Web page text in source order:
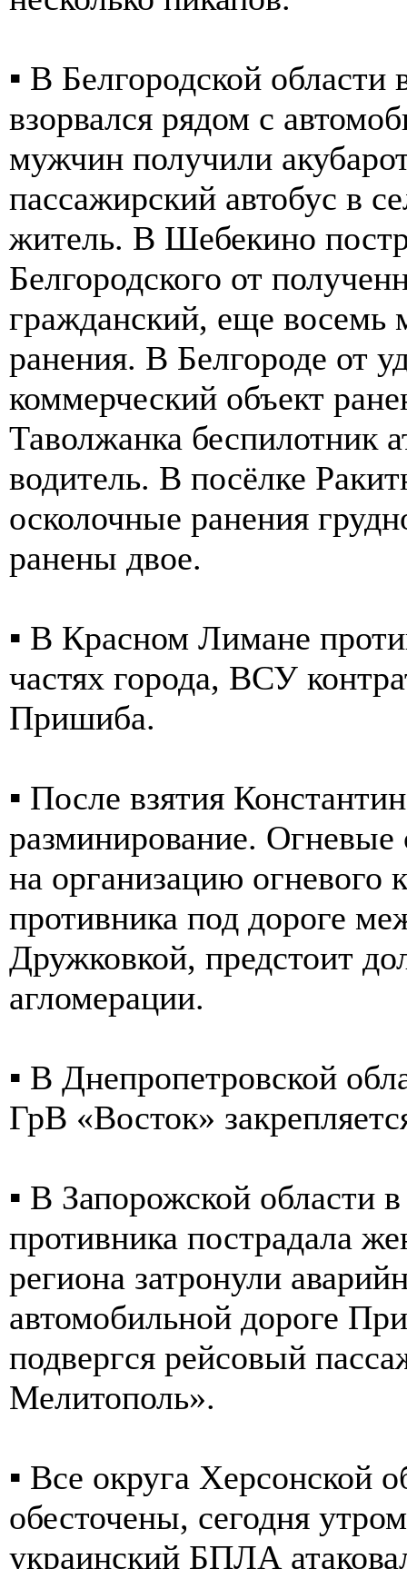
▪️ В Белгородской области
взорвался рядом с
мужчин получили
пассажирский автобус в
житель. В Шебекино
Белгородского от
гражданский, еще
ранения. В Белгороде от
коммерческий объект
Таволжанка беспилотник
водитель. В посёлке
осколочные ранения
ранены двое.
▪️ В Красном Лимане
частях города, ВСУ
Пришиба.
▪️ После взятия
разминирование.
на организацию огневого
противника под дороге
Дружковкой, предстоит
агломерации.
▪️ В Днепропетровской
ГрВ «Восток»
▪️ В Запорожской области
противника пострадала
региона затронули
автомобильной дороге
подвергся рейсовый
Мелитополь».
▪️ Все округа Херсонской
обесточены, сегодня
украинский БПЛА